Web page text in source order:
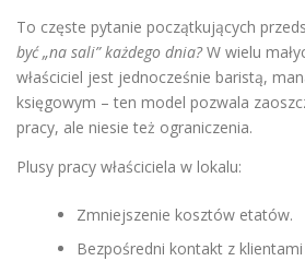
To częste pytanie początkujących
być „na sali” każdego dnia?W wielu
właściciel jest jednocześnie baristą,
księgowym – ten model pozwala
pracy, ale niesie też ograniczenia.
Plusy pracy właściciela w lokalu:
Zmniejszenie kosztów etatów.
Bezpośredni kontakt z